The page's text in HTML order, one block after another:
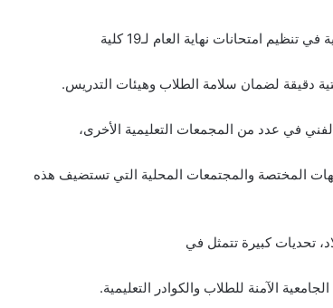
امتحانات نهاية العام لـ19 كلية
دقيقة لضمان سلامة الطلاب وهيئات التدريس.
في عدد من المجمعات التعليمية الأخرى،
المختصة والمجتمعات المحلية التي تستضيف هذه
تحديات كبيرة تتمثل في
الآمنة للطلاب والكوادر التعليمية.